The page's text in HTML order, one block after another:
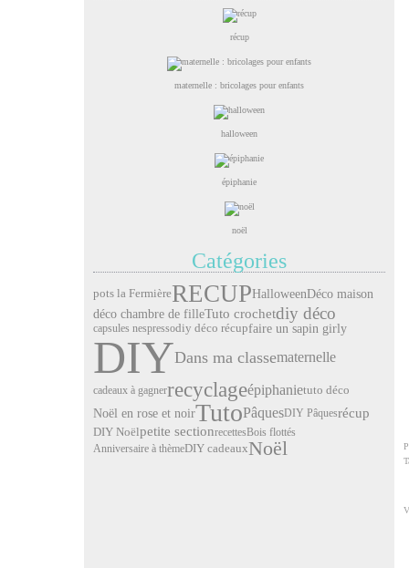
récup
maternelle : bricolages pour enfants
halloween
épiphanie
noël
Catégories
pots la FermièreRECUPHalloweenDéco maison
déco chambre de filleTuto crochetdiy déco
capsules nespressodiy déco récupfaire un sapin girly
DIYDans ma classematernelle
cadeaux à gagnerrecyclageépiphanietuto déco
Noël en rose et noirTutoPâquesDIY Pâquesrécup
DIY Noëlpetite sectionrecettesBois flottés
Anniversaire à thèmeDIY cadeauxNoël